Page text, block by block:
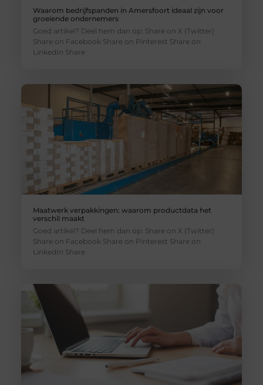
Waarom bedrijfspanden in Amersfoort ideaal zijn voor
groeiende ondernemers
Goed artikel? Deel hem dan op: Share on X (Twitter)
Share on Facebook Share on Pinterest Share on
LinkedIn Share
Maatwerk verpakkingen: waarom productdata het
verschil maakt
Goed artikel? Deel hem dan op: Share on X (Twitter)
Share on Facebook Share on Pinterest Share on
LinkedIn Share